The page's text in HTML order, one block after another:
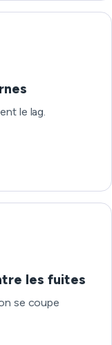
le lag.
les fuites
se coupe